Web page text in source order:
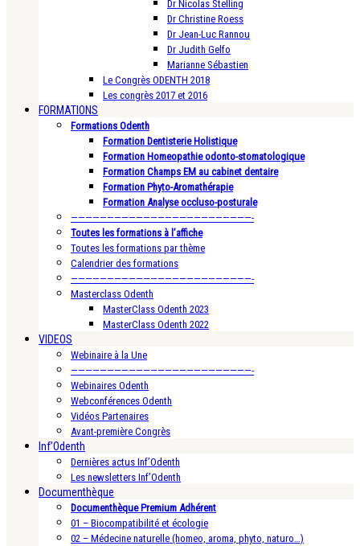
Dr Nicolas Stelling
Dr Christine Roess
Dr Jean-Luc Rannou
Dr Judith Gelfo
Marianne Sébastien
Le Congrès ODENTH 2018
Les congrès 2017 et 2016
FORMATIONS
Formations Odenth
Formation Dentisterie Holistique
Formation Homeopathie odonto-stomatologique
Formation Champs EM au cabinet dentaire
Formation Phyto-Aromathérapie
Formation Analyse occluso-posturale
—————————————————————————-
Toutes les formations à l’affiche
Toutes les formations par thème
Calendrier des formations
—————————————————————————-
Masterclass Odenth
MasterClass Odenth 2023
MasterClass Odenth 2022
VIDEOS
Webinaire à la Une
—————————————————————————-
Webinaires Odenth
Webconférences Odenth
Vidéos Partenaires
Avant-première Congrès
Inf’Odenth
Dernières actus Inf’Odenth
Les newsletters Inf’Odenth
Documenthèque
Documenthèque Premium Adhérent
01 – Biocompatibilité et écologie
02 – Médecine naturelle (homeo, aroma, phyto, naturo…)